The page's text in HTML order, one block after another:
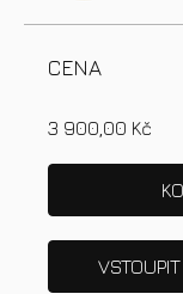
CENA
3 900,00 Kč